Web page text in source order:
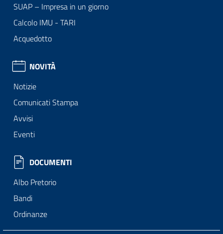
SUAP – Impresa in un giorno
Calcolo IMU - TARI
Acquedotto
NOVITÀ
Notizie
Comunicati Stampa
Avvisi
Eventi
DOCUMENTI
Albo Pretorio
Bandi
Ordinanze